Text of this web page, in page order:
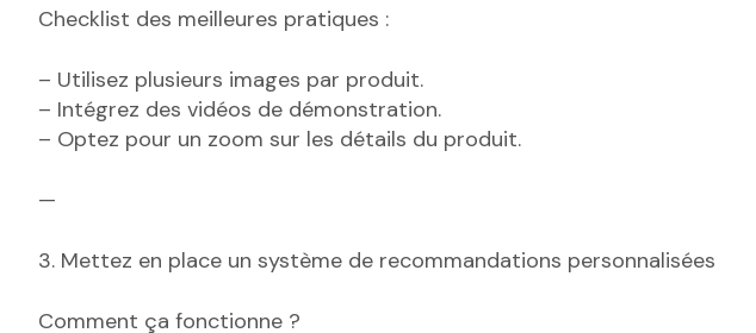
Checklist des meilleures pratiques :
– Utilisez plusieurs images par produit.
– Intégrez des vidéos de démonstration.
– Optez pour un zoom sur les détails du produit.
—
3. Mettez en place un système de recommandations personnalisées
Comment ça fonctionne ?